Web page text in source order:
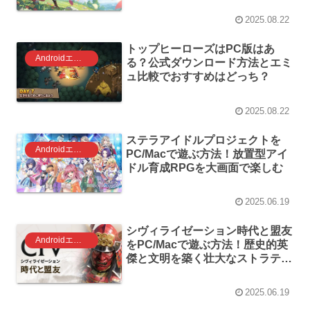
2025.08.22
Androidエミュレータ ゲーム
トップヒーローズはPC版はあ
る？公式ダウンロード方法とエミ
ュ比較でおすすめはどっち？
2025.08.22
ステラアイドルプロジェクトを
PC/Macで遊ぶ方法！放置型アイ
ドル育成RPGを大画面で楽しむ
2025.06.19
Androidエミュレータ ゲーム
シヴィライゼーション時代と盟友
をPC/Macで遊ぶ方法！歴史的英
傑と文明を築く壮大なストラテジ
2025.06.19